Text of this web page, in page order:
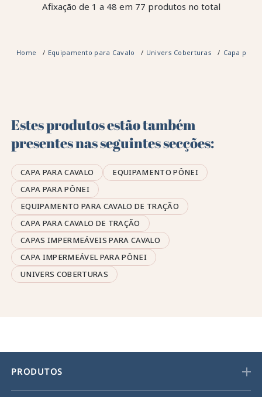
Afixação de 1 a 48 em 77 produtos no total
Home Equipamento para Cavalo Univers Coberturas Capa para
Estes produtos estão também
presentes nas seguintes secções:
CAPA PARA CAVALO
EQUIPAMENTO PÔNEI
CAPA PARA PÔNEI
EQUIPAMENTO PARA CAVALO DE TRAÇÃO
CAPA PARA CAVALO DE TRAÇÃO
CAPAS IMPERMEÁVEIS PARA CAVALO
CAPA IMPERMEÁVEL PARA PÔNEI
UNIVERS COBERTURAS
PRODUTOS